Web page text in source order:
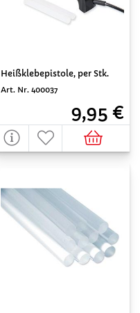
Heißklebepistole, per Stk.
Art. Nr. 400037
9,95 €